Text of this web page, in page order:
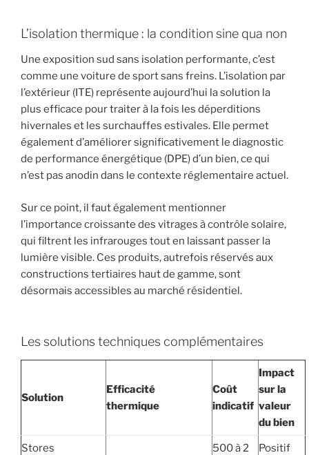
L’isolation thermique : la condition sine qua non
Une exposition sud sans isolation performante, c’est
comme une voiture de sport sans freins. L’isolation par
l’extérieur (ITE) représente aujourd’hui la solution la
plus efficace pour traiter à la fois les déperditions
hivernales et les surchauffes estivales. Elle permet
également d’améliorer significativement le diagnostic
de performance énergétique (DPE) d’un bien, ce qui
n’est pas anodin dans le contexte réglementaire actuel.
Sur ce point, il faut également mentionner
l’importance croissante des vitrages à contrôle solaire,
qui filtrent les infrarouges tout en laissant passer la
lumière visible. Ces produits, autrefois réservés aux
constructions tertiaires haut de gamme, sont
désormais accessibles au marché résidentiel.
Les solutions techniques complémentaires
Solution
Efficacité
thermique
Coût
indicatif
Impact
sur la
valeur
du bien
Stores
500 à 2
Positif